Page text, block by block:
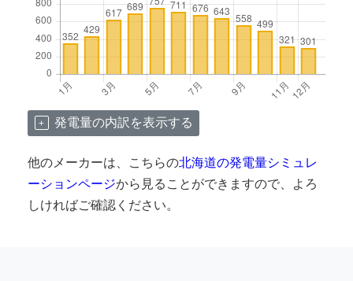
発電量の内訳を表示する
他のメーカーは、こちらの北海道の発電量シミュレ
ーションページから見ることができますので、よろ
しければご確認ください。